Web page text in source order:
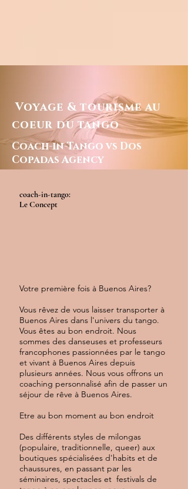
Voyage & tourisme au
coeur du tango
Coach-in-Tango vs Dos
Copadas Agency
coach-in-tango:
Le Concept
Votre première fois à Buenos Aires?
Vous rêvez de vous laisser transporter à
Buenos Aires dans l'univers du tango.
Vous êtes au bon endroit. Nous
sommes des danseuses et professeurs
francophones passionnées par le tango
et vivant à Buenos Aires depuis
plusieurs années. Nous vous offrons un
coaching personnalisé afin de passer un
séjour de rêve à Buenos Aires.
Etre au bon moment au bon endroit
Des différents styles de milongas
(populaire, traditionnelle, queer) aux
boutiques spécialisées d'habits et de
chaussures, en passant par les
séminaires, spectacles et festivals de